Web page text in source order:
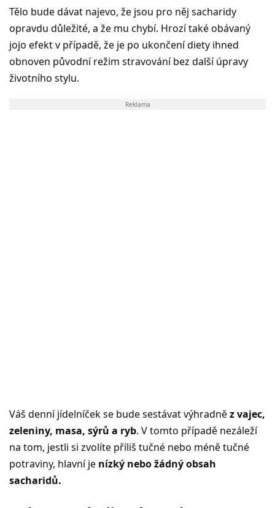
Tělo bude dávat najevo, že jsou pro něj sacharidy
opravdu důležité, a že mu chybí. Hrozí také obávaný
jojo efekt v případě, že je po ukončení diety ihned
obnoven původní režim stravování bez další úpravy
životního stylu.
Reklama
Váš denní jídelníček se bude sestávat výhradněz vajec,
zeleniny, masa, sýrů a ryb. V tomto případě nezáleží
na tom, jestli si zvolíte příliš tučné nebo méně tučné
potraviny, hlavní je nízký nebo žádný obsah
sacharidů.